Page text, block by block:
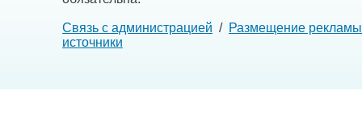
Связь с администрацией / Размещение рекламы
источники